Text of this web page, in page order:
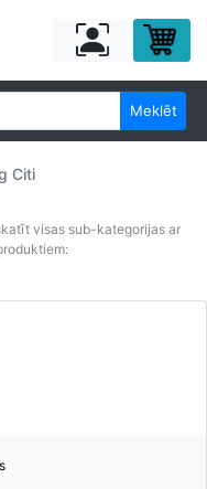
Meklēt
Citi
visas sub-kategorijas ar